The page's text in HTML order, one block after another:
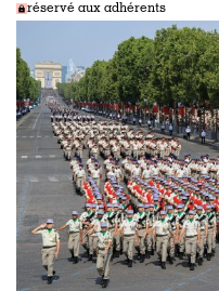
réservé aux adhérents